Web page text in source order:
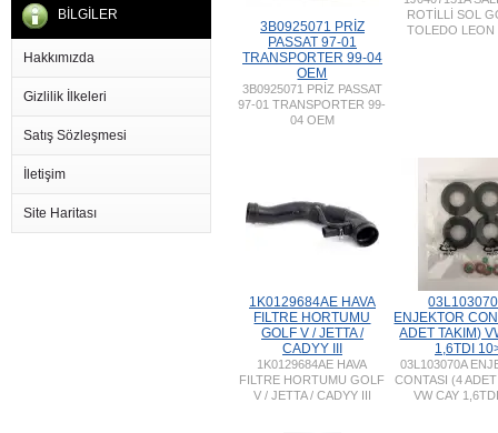
BİLGİLER
Hakkımızda
Gizlilik İlkeleri
Satış Sözleşmesi
İletişim
Site Haritası
3B0925071 PRİZ
PASSAT 97-01
TRANSPORTER 99-04
OEM
3B0925071 PRİZ PASSAT
97-01 TRANSPORTER 99-
04 OEM
ROTİLLİ SOL
TOLEDO LEON
1K0129684AE HAVA
FILTRE HORTUMU
GOLF V / JETTA /
CADYY III
1K0129684AE HAVA
FILTRE HORTUMU GOLF
V / JETTA / CADYY III
ENJEKTOR
ADET TAKIM)
1,6TDI
03L103070A
CONTASI (4
VW CAY